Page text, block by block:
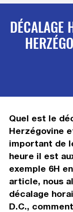
DÉCALAGE
Quel est le
Herzégovine
important de
heure il est
exemple 6H
article, nous
décalage
D.C.,